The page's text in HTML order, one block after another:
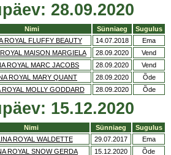
28.09.2020
Nimi Sünniaeg
Sugulus
ROYAL FLUFFY BEAUTY 14.07.2018
Ema
MAISON MARGIELA 28.09.2020
Vend
ROYAL MARC JACOBS 28.09.2020
Vend
ROYAL MARY QUANT 28.09.2020
Õde
ROYAL MOLLY GODDARD 28.09.2020 Õde
15.12.2020
Nimi Sünniaeg
Sugulus
ROYAL WALDETTE 29.07.2017
Ema
ROYAL SNOW GERDA 15.12.2020
Õde